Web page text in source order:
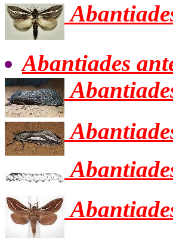
Abantiades